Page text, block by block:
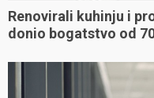
Renovirali kuhinju i
donio bogatstvo od